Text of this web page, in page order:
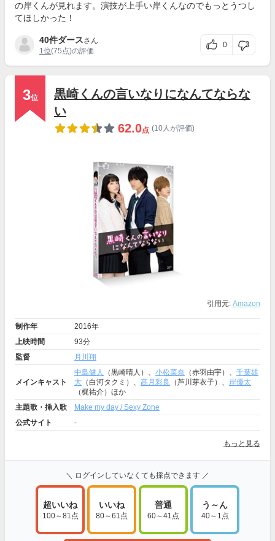
の岸くんが見れます。演技が上手い岸くんなのでもっとうつし
てほしかった！
40件ダースさん
1位(75点)の評価
0
3位
黒崎くんの言いなりになんてならな
い
62.0点 (10人が評価)
引用元: Amazon
制作年
2016年
上映時間
93分
監督
月川翔
メインキャスト
中島健人 （黒崎晴人）、 小松菜奈 （赤羽由宇）、 千葉雄
大 （白河タクミ）、 高月彩良 （芦川芽衣子）、 岸優太
（梶祐介）ほか
主題歌・挿入歌
Make my day / Sexy Zone
公式サイト
-
もっと見る
＼ ログインしていなくても採点できます ／
超いいね
100～81点
いいね
80～61点
普通
60～41点
う～ん
40～1点